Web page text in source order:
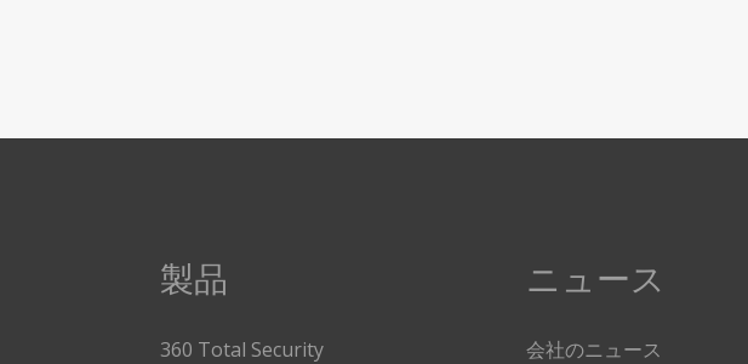
製品
360 Total Security
ニュース
会社のニュース